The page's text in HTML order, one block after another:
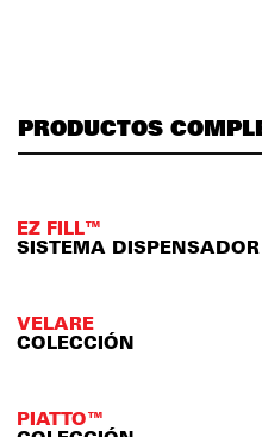
PRODUCTOS
EZ FILL™
SISTEMA
VELARE
COLECCIÓN
PIATTO™